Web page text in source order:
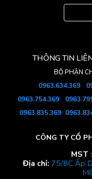
THÔNG TIN
BỘ PHẬN
0963.634.369
0963.754.369
0963.835.369
CÔNG TY CỔ
MST
Địa chỉ: 75/8C Ấp